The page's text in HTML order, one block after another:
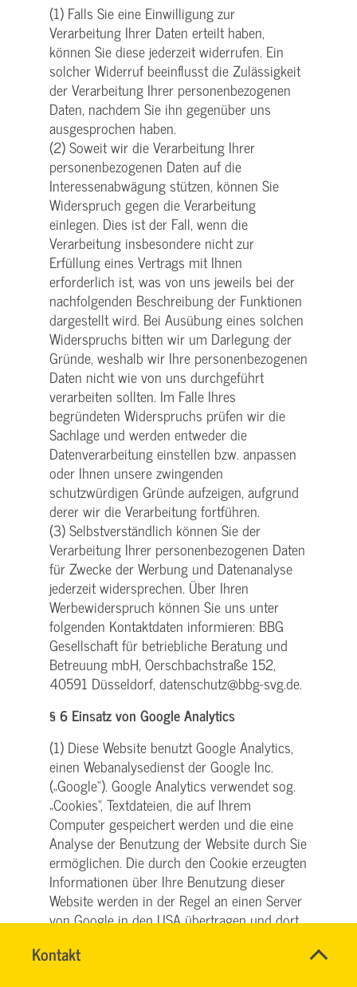
Kontakt
HASSNAE
Name*
(1) Falls Sie eine Einwilligung zur
Verarbeitung Ihrer Daten erteilt haben,
können Sie diese jederzeit widerrufen. Ein
solcher Widerruf beeinflusst die Zulässigkeit
der Verarbeitung Ihrer personenbezogenen
Daten, nachdem Sie ihn gegenüber uns
ausgesprochen haben.
(2) Soweit wir die Verarbeitung Ihrer
personenbezogenen Daten auf die
Interessenabwägung stützen, können Sie
Widerspruch gegen die Verarbeitung
einlegen. Dies ist der Fall, wenn die
Verarbeitung insbesondere nicht zur
Erfüllung eines Vertrags mit Ihnen
erforderlich ist, was von uns jeweils bei der
nachfolgenden Beschreibung der Funktionen
dargestellt wird. Bei Ausübung eines solchen
Widerspruchs bitten wir um Darlegung der
Gründe, weshalb wir Ihre personenbezogenen
Daten nicht wie von uns durchgeführt
verarbeiten sollten. Im Falle Ihres
begründeten Widerspruchs prüfen wir die
Sachlage und werden entweder die
Datenverarbeitung einstellen bzw. anpassen
oder Ihnen unsere zwingenden
schutzwürdigen Gründe aufzeigen, aufgrund
derer wir die Verarbeitung fortführen.
(3) Selbstverständlich können Sie der
Verarbeitung Ihrer personenbezogenen Daten
für Zwecke der Werbung und Datenanalyse
jederzeit widersprechen. Über Ihren
Werbewiderspruch können Sie uns unter
folgenden Kontaktdaten informieren: BBG
Gesellschaft für betriebliche Beratung und
Betreuung mbH, Oerschbachstraße 152,
40591 Düsseldorf, datenschutz@bbg-svg.de.
§ 6 Einsatz von Google Analytics
(1) Diese Website benutzt Google Analytics,
einen Webanalysedienst der Google Inc.
(„Google“). Google Analytics verwendet sog.
„Cookies“, Textdateien, die auf Ihrem
Computer gespeichert werden und die eine
Analyse der Benutzung der Website durch Sie
ermöglichen. Die durch den Cookie erzeugten
Informationen über Ihre Benutzung dieser
Website werden in der Regel an einen Server
von Google in den USA übertragen und dort
Anonymisierung (vergl. hierzu unten unter